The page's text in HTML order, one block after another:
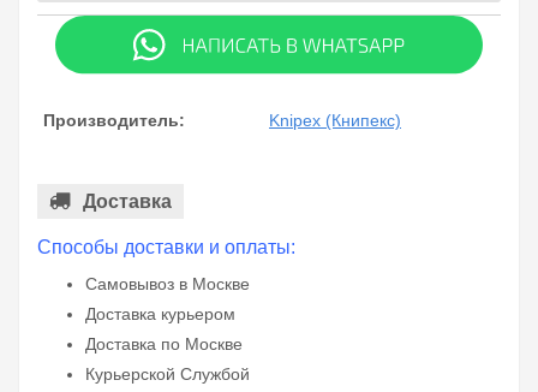
Производитель: Knipex (Книпекс)
Доставка
Способы доставки и оплаты:
Самовывоз в Москве
Доставка курьером
Доставка по Москве
Курьерской Службой